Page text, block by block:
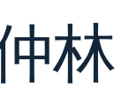
林